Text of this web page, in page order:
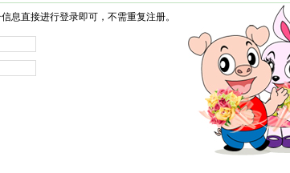
息直接进行登录即可，不需重复注册。